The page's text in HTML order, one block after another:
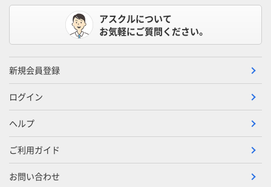
アスクルについて
お気軽にご質問ください。
新規会員登録
ログイン
ヘルプ
ご利用ガイド
お問い合わせ